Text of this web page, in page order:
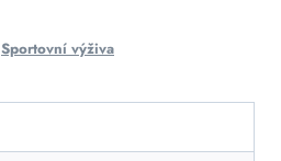
Sportovní výživa